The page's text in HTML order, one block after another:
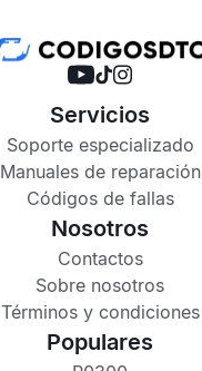
Servicios
Soporte especializado
Manuales de reparación
Códigos de fallas
Nosotros
Contactos
Sobre nosotros
Términos y condiciones
Populares